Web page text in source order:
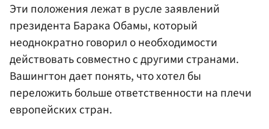
Эти положения лежат в русле заявлений
президента Барака Обамы, который
неоднократно говорил о необходимости
действовать совместно с другими странами.
Вашингтон дает понять, что хотел бы
переложить больше ответственности на плечи
европейских стран.